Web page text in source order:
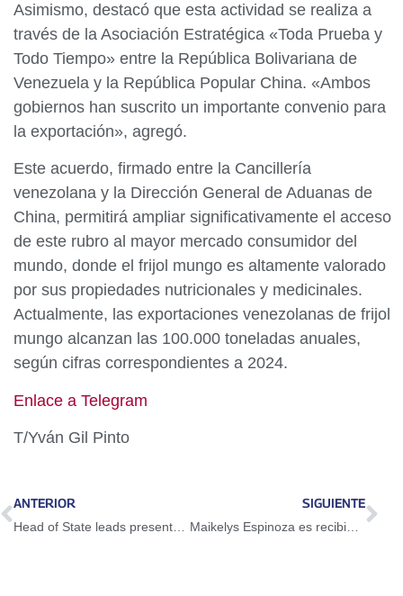
Asimismo, destacó que esta actividad se realiza a
través de la Asociación Estratégica «Toda Prueba y
Todo Tiempo» entre la República Bolivariana de
Venezuela y la República Popular China. «Ambos
gobiernos han suscrito un importante convenio para
la exportación», agregó.
Este acuerdo, firmado entre la Cancillería
venezolana y la Dirección General de Aduanas de
China, permitirá ampliar significativamente el acceso
de este rubro al mayor mercado consumidor del
mundo, donde el frijol mungo es altamente valorado
por sus propiedades nutricionales y medicinales.
Actualmente, las exportaciones venezolanas de frijol
mungo alcanzan las 100.000 toneladas anuales,
según cifras correspondientes a 2024.
Enlace a Telegram
T/Yván Gil Pinto
ANTERIOR SIGUIENTE
Maikelys Espinoza es recibida por los brazos de su madre y abuela en el Palacio de Miraflores